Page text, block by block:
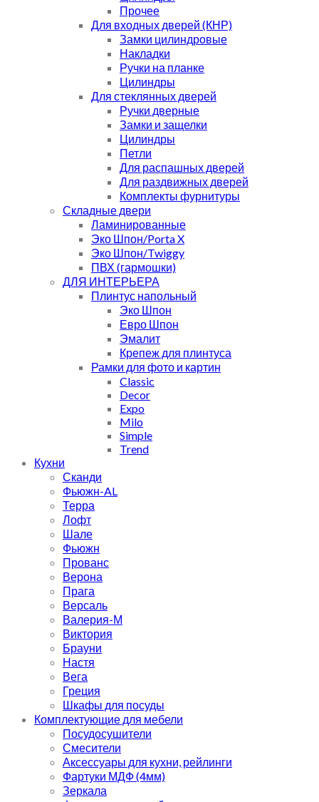
Прочее
Для входных дверей (КНР)
Замки цилиндровые
Накладки
Ручки на планке
Цилиндры
Для стеклянных дверей
Ручки дверные
Замки и защелки
Цилиндры
Петли
Для распашных дверей
Для раздвижных дверей
Комплекты фурнитуры
Складные двери
Ламинированные
Эко Шпон/Porta X
Эко Шпон/Twiggy
ПВХ (гармошки)
ДЛЯ ИНТЕРЬЕРА
Плинтус напольный
Эко Шпон
Евро Шпон
Эмалит
Крепеж для плинтуса
Рамки для фото и картин
Classic
Decor
Expo
Milo
Simple
Trend
Кухни
Сканди
Фьюжн-AL
Терра
Лофт
Шале
Фьюжн
Прованс
Верона
Прага
Версаль
Валерия-М
Виктория
Брауни
Настя
Вега
Греция
Шкафы для посуды
Комплектующие для мебели
Посудосушители
Смесители
Аксессуары для кухни, рейлинги
Фартуки МДФ (4мм)
Зеркала